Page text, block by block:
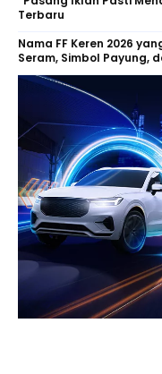
Terbaru
Nama FF Keren 2026
Seram, Simbol Payung,